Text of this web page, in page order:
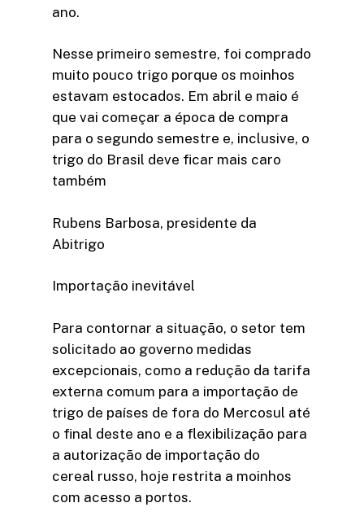
ano.
Nesse primeiro semestre, foi comprado
muito pouco trigo porque os moinhos
estavam estocados. Em abril e maio é
que vai começar a época de compra
para o segundo semestre e, inclusive, o
trigo do Brasil deve ficar mais caro
também
Rubens Barbosa, presidente da
Abitrigo
Importação inevitável
Para contornar a situação, o setor tem
solicitado ao governo medidas
excepcionais, como a redução da tarifa
externa comum para a importação de
trigo de países de fora do Mercosul até
o final deste ano e a flexibilização para
a autorização de importação do
cereal russo, hoje restrita a moinhos
com acesso a portos.